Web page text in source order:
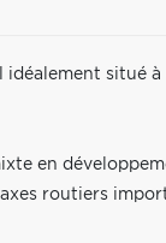
situé
en
routiers